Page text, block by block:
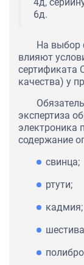
6д.
На выбор
влияют
сертификата
качества) у
экспертиза
электроника
содержание
свинца;
ртути;
кадмия;